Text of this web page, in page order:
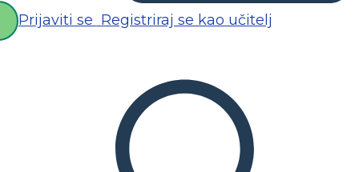
Prijaviti se Registriraj se kao učitelj